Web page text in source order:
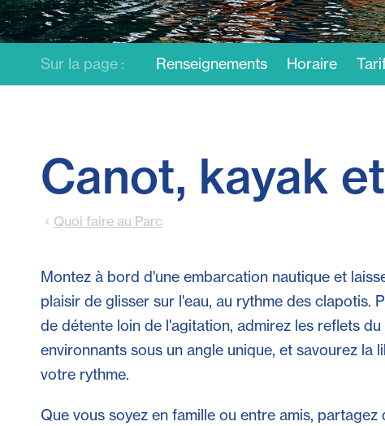
Sur la page : Renseignements Horaire
Canot, kayak
Quoi faire au Parc
Montez à bord d'une embarcation nautique et
plaisir de glisser sur l'eau, au rythme des clapotis.
de détente loin de l'agitation, admirez les reflets
environnants sous un angle unique, et savourez la
votre rythme.
Que vous soyez en famille ou entre amis, partagez